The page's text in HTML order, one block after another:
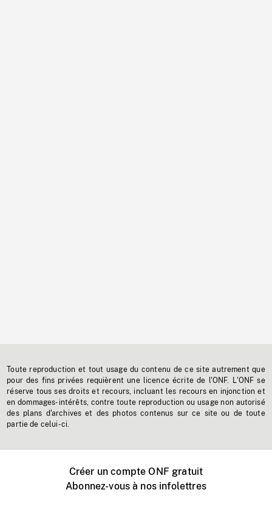
Toute reproduction et tout usage du contenu de ce site autrement que
pour des fins privées requièrent une licence écrite de l'ONF. L'ONF se
réserve tous ses droits et recours, incluant les recours en injonction et
en dommages-intérêts, contre toute reproduction ou usage non autorisé
des plans d'archives et des photos contenus sur ce site ou de toute
partie de celui-ci.
Créer un compte ONF gratuit
Abonnez-vous à nos infolettres